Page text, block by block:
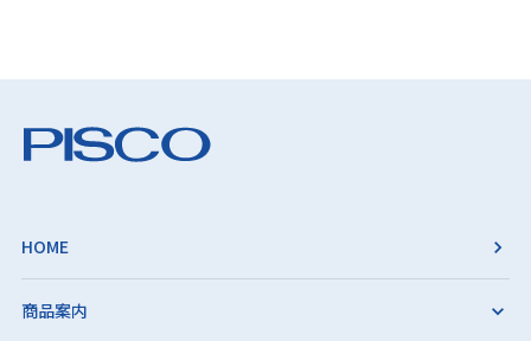
HOME
商品案内